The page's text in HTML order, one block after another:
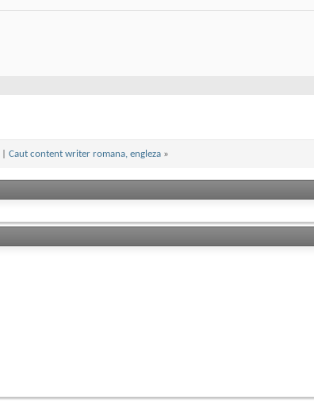
Caut content writer romana, engleza »